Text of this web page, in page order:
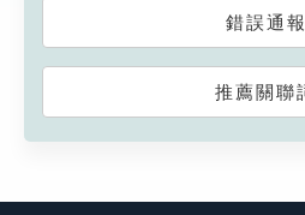
錯誤通報
推薦關聯